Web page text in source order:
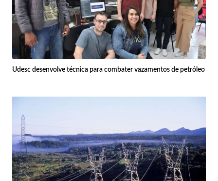
Udesc desenvolve técnica para combater vazamentos de petróleo